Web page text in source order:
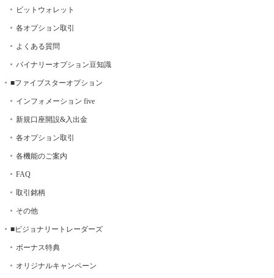
ビットウォレット
各オプション取引
よくある質問
バイナリーオプション豆知識
■ファイブスターオプション
インフォメーション five
新規口座開設&入出金
各オプション取引
各機能のご案内
FAQ
取引銘柄
その他
■ビジョナリートレーダーズ
ボーナス特典
オリジナルキャンペーン